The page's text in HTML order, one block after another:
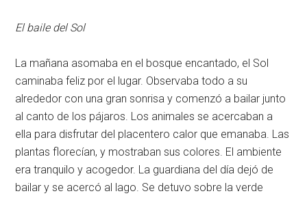
El baile del Sol
La mañana asomaba en el bosque encantado, el Sol
caminaba feliz por el lugar. Observaba todo a su
alrededor con una gran sonrisa y comenzó a bailar junto
al canto de los pájaros. Los animales se acercaban a
ella para disfrutar del placentero calor que emanaba. Las
plantas florecían, y mostraban sus colores. El ambiente
era tranquilo y acogedor. La guardiana del día dejó de
bailar y se acercó al lago. Se detuvo sobre la verde